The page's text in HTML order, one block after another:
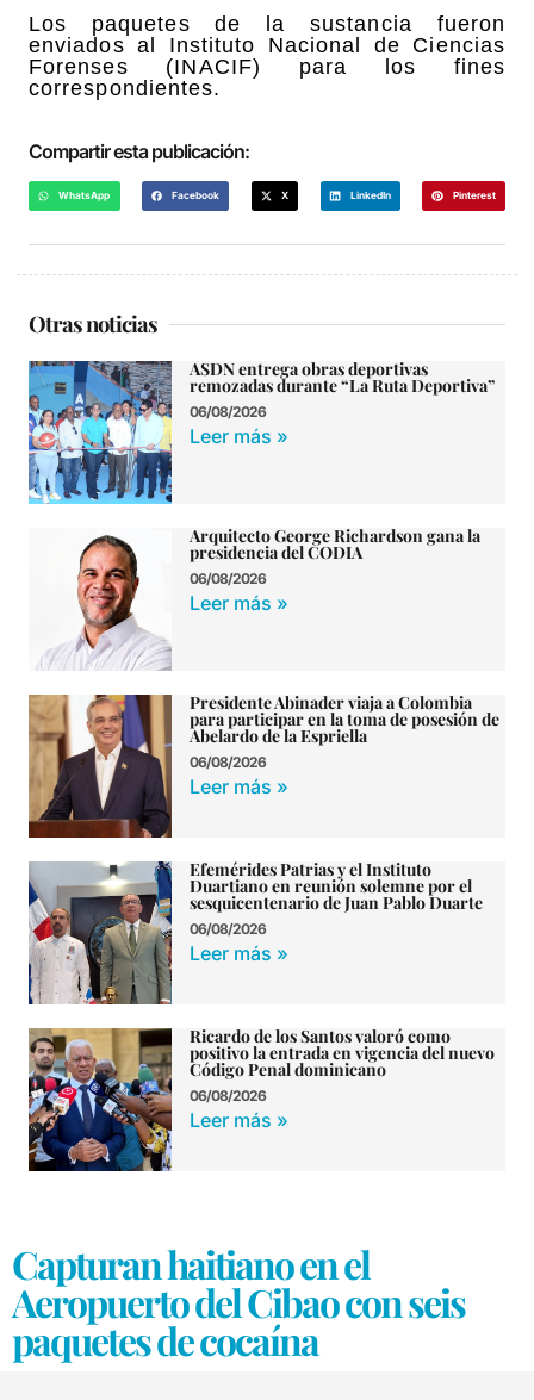
Los paquetes de la sustancia fueron
enviados al Instituto Nacional de Ciencias
Forenses (INACIF) para los fines
correspondientes.
Compartir esta publicación:
WhatsApp Facebook X LinkedIn Pinterest
Otras noticias
ASDN entrega obras deportivas
remozadas durante “La Ruta Deportiva”
06/08/2026
Leer más »
Arquitecto George Richardson gana la
presidencia del CODIA
06/08/2026
Leer más »
Presidente Abinader viaja a Colombia
para participar en la toma de posesión de
Abelardo de la Espriella
06/08/2026
Leer más »
Efemérides Patrias y el Instituto
Duartiano en reunión solemne por el
sesquicentenario de Juan Pablo Duarte
06/08/2026
Leer más »
Ricardo de los Santos valoró como
positivo la entrada en vigencia del nuevo
Código Penal dominicano
06/08/2026
Leer más »
Capturan haitiano en el
Aeropuerto del Cibao con seis
paquetes de cocaína